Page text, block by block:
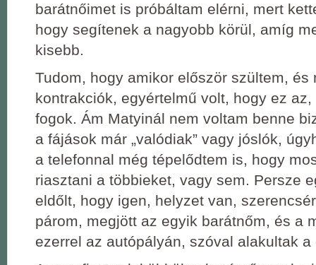
barátnőimet is próbáltam elérni, mert
hogy segítenek a nagyobb körül, amíg
kisebb.
Tudom, hogy amikor először szültem, és
kontrakciók, egyértelmű volt, hogy ez
fogok. Ám Matyinál nem voltam benne
a fájások már „valódiak” vagy jóslók,
a telefonnal még tépelődtem is, hogy
riasztani a többieket, vagy sem. Persze
eldőlt, hogy igen, helyzet van,
párom, megjött az egyik barátnőm, és a
ezerrel az autópályán, szóval alakultak a